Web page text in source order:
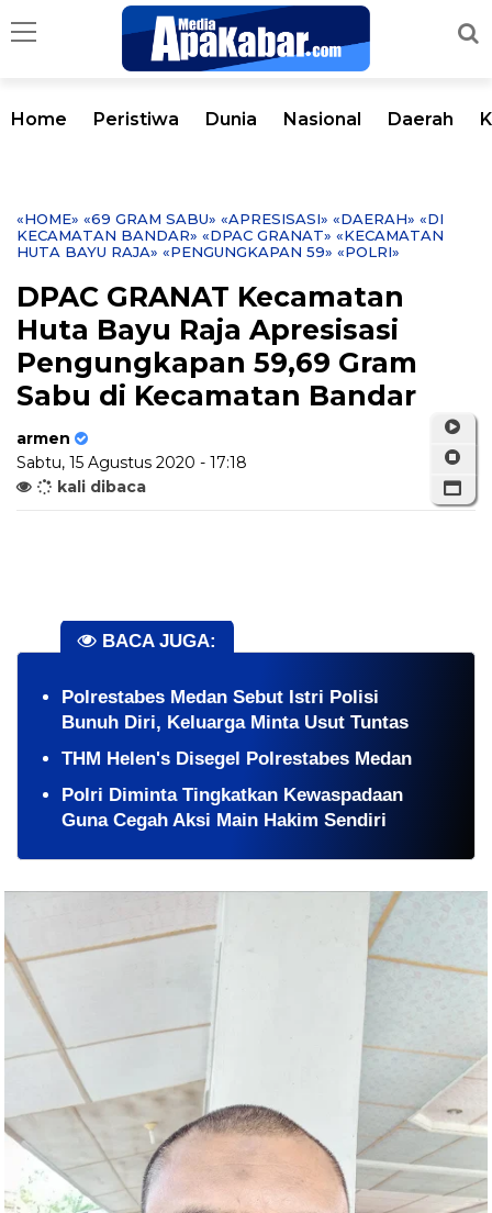
Home Peristiwa Dunia Nasional Daerah
«HOME» «69 GRAM SABU» «APRESISASI» «DAERAH» «DI
KECAMATAN BANDAR» «DPAC GRANAT» «KECAMATAN
HUTA BAYU RAJA» «PENGUNGKAPAN 59» «POLRI»
DPAC GRANAT Kecamatan
Huta Bayu Raja Apresisasi
Pengungkapan 59,69 Gram
Sabu di Kecamatan Bandar
armen
Sabtu, 15 Agustus 2020 - 17:18
kali dibaca
BACA JUGA:
Polrestabes Medan Sebut Istri Polisi
Bunuh Diri, Keluarga Minta Usut Tuntas
THM Helen's Disegel Polrestabes Medan
Polri Diminta Tingkatkan Kewaspadaan
Guna Cegah Aksi Main Hakim Sendiri